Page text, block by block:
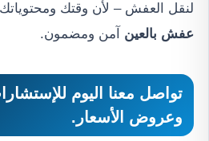
لنقل العفش – لأن وقتك ومحتوياتك
عفش بالعين آمن ومضمون.
تواصل معنا اليوم
وعروض الأسعار.